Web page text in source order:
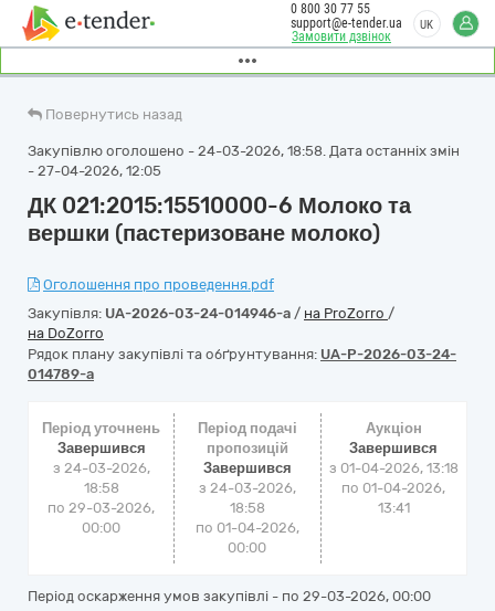
Замовити дзвінок
0 800 30 77 55
support@e-tender.ua
UK
Повернутись назад
Закупівлю оголошено - 24-03-2026, 18:58. Дата останніх змін
- 27-04-2026, 12:05
ДК 021:2015:15510000-6 Молоко та
вершки (пастеризоване молоко)
Оголошення про проведення.pdf
Закупівля: UA-2026-03-24-014946-a / на ProZorro /
на DoZorro
Рядок плану закупівлі та обґрунтування: UA-P-2026-03-24-
014789-a
Період уточнень
Завершився
з 24-03-2026,
18:58
по 29-03-2026,
00:00
Період подачі
пропозицій
Завершився
з 24-03-2026,
18:58
по 01-04-2026,
00:00
Аукціон
Завершився
з 01-04-2026, 13:18
по 01-04-2026,
13:41
Період оскарження умов закупівлі - по 29-03-2026, 00:00